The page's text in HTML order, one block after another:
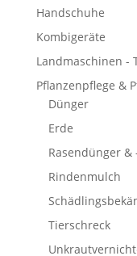
Handschuhe
Kombigeräte
Landmaschinen -
Pflanzenpflege &
Dünger
Erde
Rasendünger &
Rindenmulch
Tierschreck